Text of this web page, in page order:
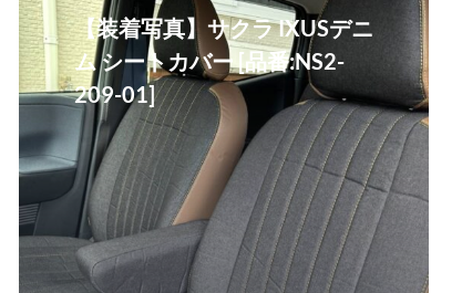
【装着写真】サクラ IXUSデニ
ム シートカバー [品番:NS2-
209-01]